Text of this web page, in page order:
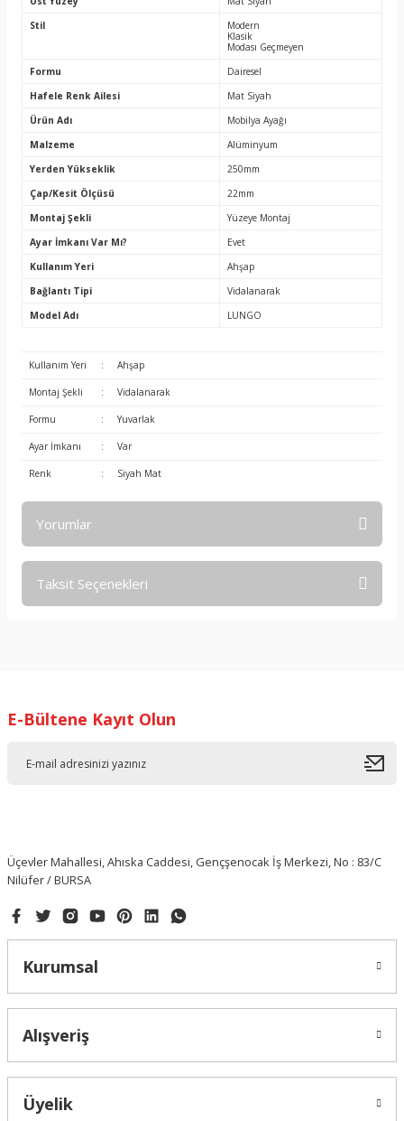
Stil
Modern
Klasik
Modası Geçmeyen
Formu
Dairesel
Hafele Renk Ailesi
Mat Siyah
Ürün Adı
Mobilya Ayağı
Malzeme
Alüminyum
Yerden Yükseklik
250mm
Çap/Kesit Ölçüsü
22mm
Montaj Şekli
Yüzeye Montaj
Ayar İmkanı Var Mı?
Evet
Kullanım Yeri
Ahşap
Bağlantı Tipi
Vidalanarak
Model Adı
LUNGO
Kullanım Yeri : Ahşap
Montaj Şekli : Vidalanarak
Formu : Yuvarlak
Ayar İmkanı : Var
Renk : Siyah Mat
Yorumlar
Taksit Seçenekleri
E-Bültene Kayıt Olun
Üçevler Mahallesi, Ahıska Caddesi, Gençşenocak İş Merkezi, No : 83/C
Nilüfer / BURSA
Kurumsal
Alışveriş
Üyelik